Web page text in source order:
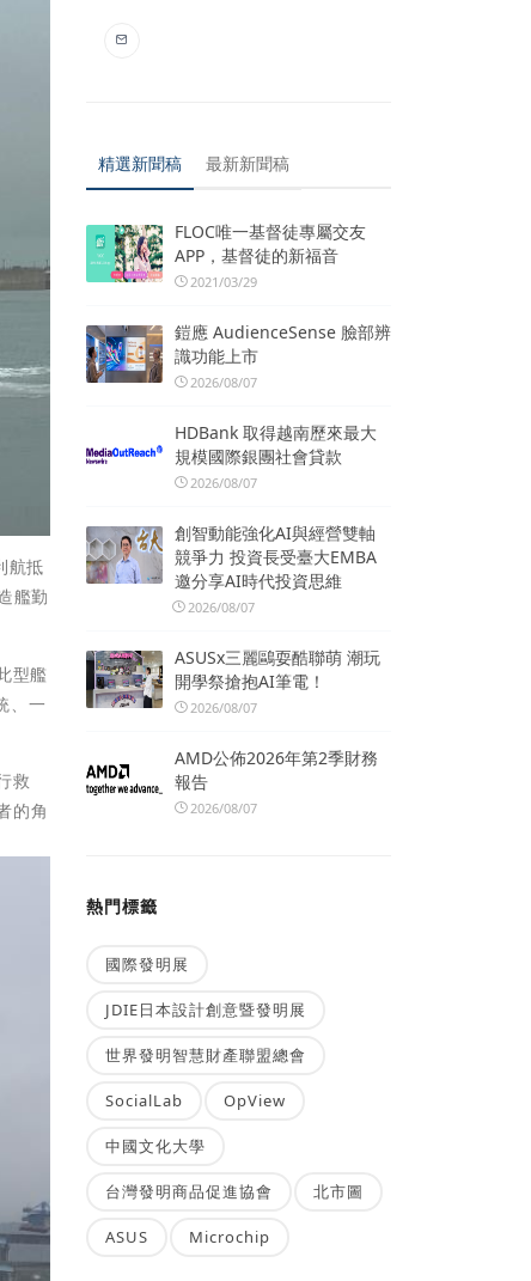
航抵
艦勤
型艦
、一
救
的角
精選新聞稿 最新新聞稿
FLOC唯一基督徒專屬交友
APP，基督徒的新福音
2021/03/29
鎧應 AudienceSense 臉部辨
識功能上市
2026/08/07
HDBank 取得越南歷來最大
規模國際銀團社會貸款
2026/08/07
創智動能強化AI與經營雙軸
競爭力 投資長受臺大EMBA
邀分享AI時代投資思維
2026/08/07
ASUSx三麗鷗耍酷聯萌 潮玩
開學祭搶抱AI筆電！
2026/08/07
AMD公佈2026年第2季財務
報告
2026/08/07
熱門標籤
國際發明展
JDIE日本設計創意暨發明展
世界發明智慧財產聯盟總會
SocialLab OpView
中國文化大學
台灣發明商品促進協會 北市圖
ASUS Microchip